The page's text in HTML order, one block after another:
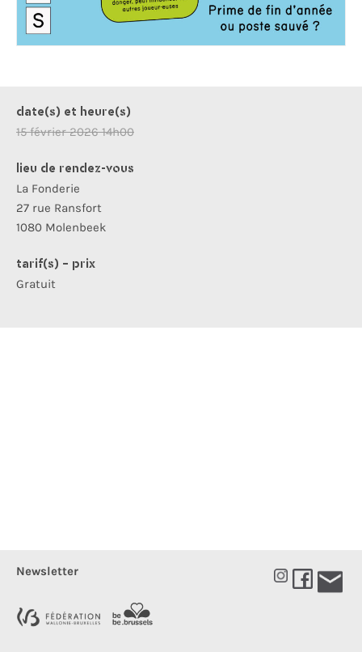
date(s) et heure(s)
15 février 2026 14h00
lieu de rendez-vous
La Fonderie
27 rue Ransfort
1080 Molenbeek
tarif(s) - prix
Gratuit
Newsletter